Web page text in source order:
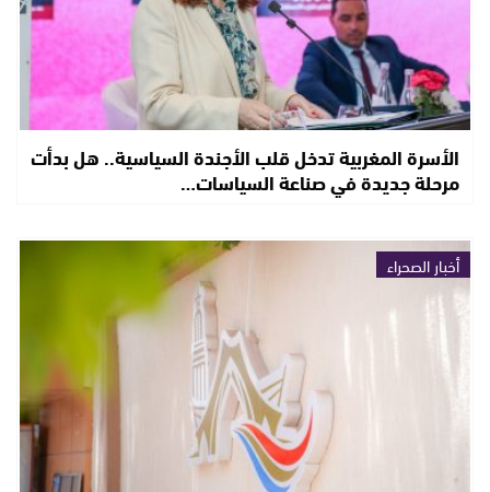
الأسرة المغربية تدخل قلب الأجندة السياسية.. هل بدأت
مرحلة جديدة في صناعة السياسات…
أخبار الصحراء